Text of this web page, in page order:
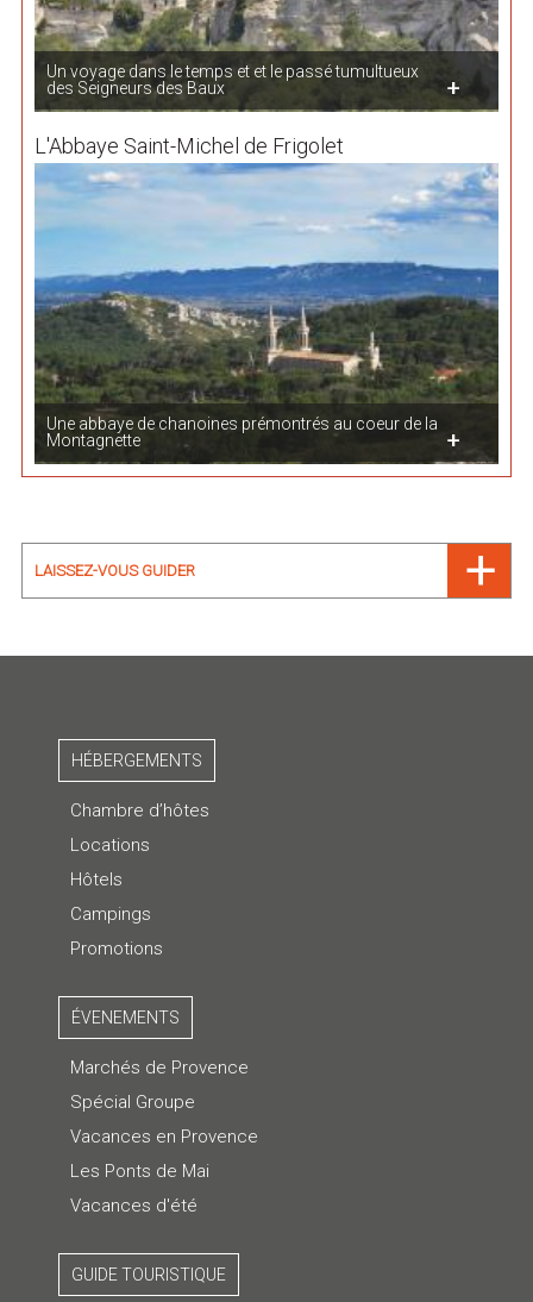
Un voyage dans le temps et et le passé tumultueux
des Seigneurs des Baux
L'Abbaye Saint-Michel de Frigolet
Une abbaye de chanoines prémontrés au coeur de la
Montagnette
LAISSEZ-VOUS GUIDER
HÉBERGEMENTS
Chambre d’hôtes
Locations
Hôtels
Campings
Promotions
ÉVENEMENTS
Marchés de Provence
Spécial Groupe
Vacances en Provence
Les Ponts de Mai
Vacances d'été
GUIDE TOURISTIQUE